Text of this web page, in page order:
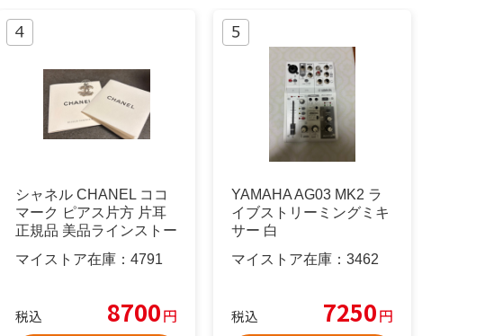
シャネル CHANEL ココ
マーク ピアス片方 片耳
正規品 美品ラインストー
マイストア在庫： 4791
税込 8700円
YAMAHA AG03 MK2 ラ
イブストリーミングミキ
サー 白
マイストア在庫： 3462
税込 7250円